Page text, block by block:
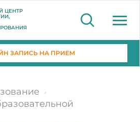
ЦЕНТР
ЗАПИСЬ НА ПРИЕМ